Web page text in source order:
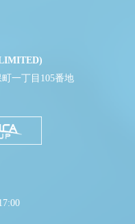
一丁目105番地